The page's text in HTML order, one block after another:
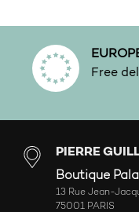
Free
PIERRE
Boutique
13 Rue Jean-
75001 PARIS